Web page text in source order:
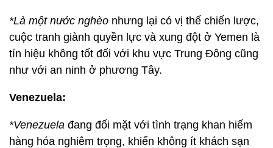
*Là một nước nghèo nhưng lại có vị thế chiến lược,
cuộc tranh giành quyền lực và xung đột ở Yemen là
tín hiệu không tốt đối với khu vực Trung Đông cũng
như với an ninh ở phương Tây.
Venezuela:
*Venezuela đang đối mặt với tình trạng khan hiếm
hàng hóa nghiêm trọng, khiến không ít khách sạn